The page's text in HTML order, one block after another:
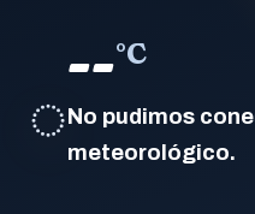
◌
--°C
No pudimos
meteorológico.